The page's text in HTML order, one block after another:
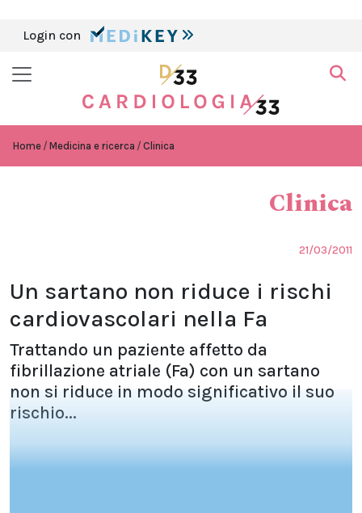
Login con
Home Medicina e ricerca Clinica
Clinica
21/03/2011
Un sartano non riduce i rischi
cardiovascolari nella Fa
Trattando un paziente affetto da
fibrillazione atriale (Fa) con un sartano
non si riduce in modo significativo il suo
rischio...